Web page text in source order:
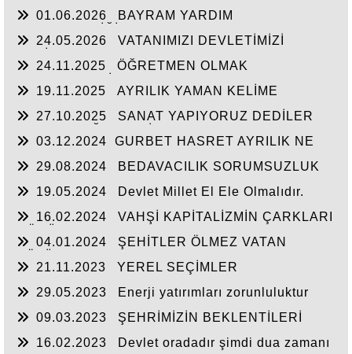
01.06.2026
BAYRAM YARDIM
24.05.2026
VATANIMIZI DEVLETİMİZİ
24.11.2025
ÖĞRETMEN OLMAK
19.11.2025
AYRILIK YAMAN KELİME
27.10.2025
SANAT YAPIYORUZ DEDİLER
03.12.2024
​GURBET HASRET AYRILIK NE
29.08.2024
BEDAVACILIK SORUMSUZLUK
19.05.2024
Devlet Millet El Ele Olmalıdır.
16.02.2024
VAHŞİ KAPİTALİZMİN ÇARKLARI
04.01.2024
ŞEHİTLER ÖLMEZ VATAN
21.11.2023
YEREL SEÇİMLER
29.05.2023
Enerji yatırımları zorunluluktur
09.03.2023
ŞEHRİMİZİN BEKLENTİLERİ
16.02.2023
Devlet oradadır şimdi dua zamanı